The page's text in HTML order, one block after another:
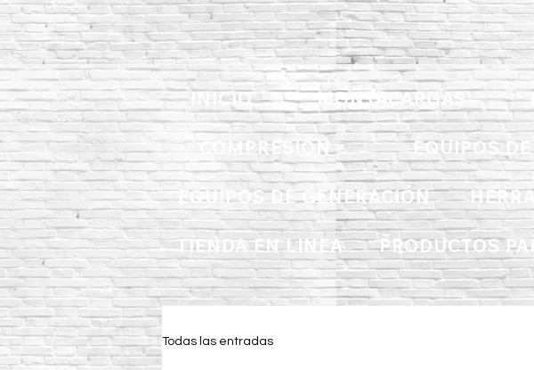
INICIO MONTACARGAS
COMPRESIÓN EQUIPOS
EQUIPOS DE GENERACIÓN
TIENDA EN LINEA PRODUCTOS
Todas las entradas